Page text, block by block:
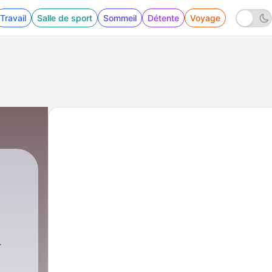
Travail Salle de sport Sommeil Détente Voyage